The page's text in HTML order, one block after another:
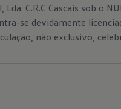
C.R.C Cascais sob o
se devidamente
não exclusivo,